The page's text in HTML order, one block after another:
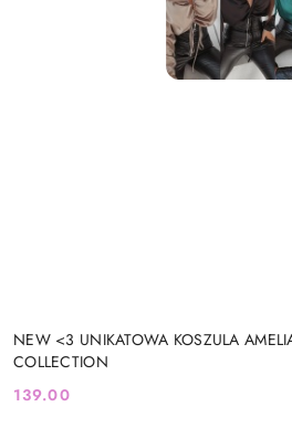
NEW <3 UNIKATOWA KOSZULA
COLLECTION
Cena:
139.00